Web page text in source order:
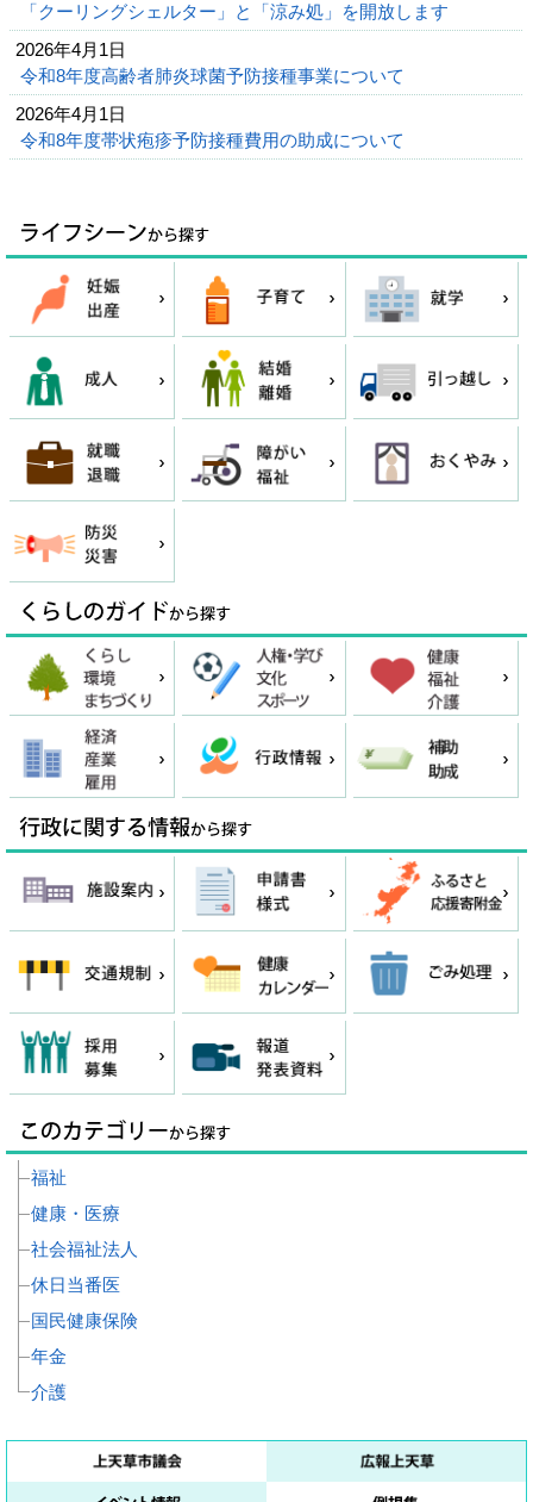
「クーリングシェルター」と「涼み処」を開放します
2026年4月1日
令和8年度高齢者肺炎球菌予防接種事業について
2026年4月1日
令和8年度帯状疱疹予防接種費用の助成について
福祉
健康・医療
社会福祉法人
休日当番医
国民健康保険
年金
介護